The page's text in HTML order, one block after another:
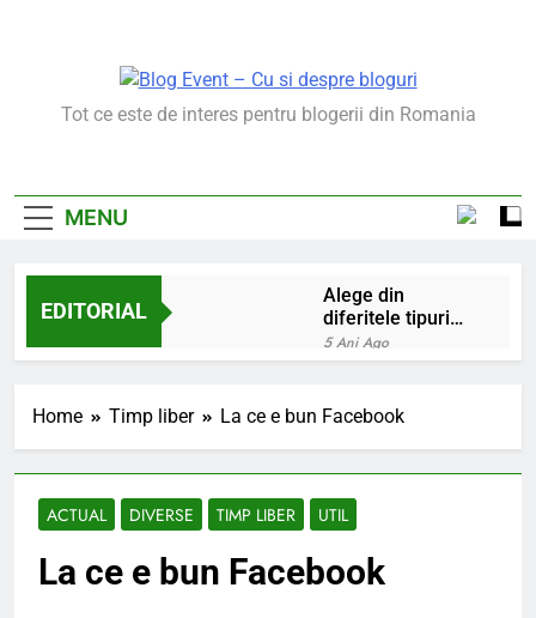
Blog Event – Cu Si
Tot ce este de interes pentru blogerii din Romania
MENU
EDITORIAL
Alege din
diferitele tipuri
de bratara de
argint
5 Ani Ago
5 Ani Ago
meu
6 Ani Ago
campanie ale lui
Donald Trump
Home Timp liber La ce e bun Facebook
ACTUAL DIVERSE TIMP LIBER UTIL
La ce e bun Facebook